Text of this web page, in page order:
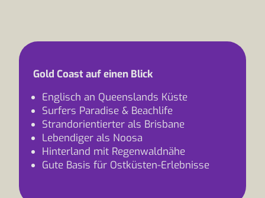
Gold Coast auf einen Blick
Englisch an Queenslands Küste
Surfers Paradise & Beachlife
Strandorientierter als Brisbane
Lebendiger als Noosa
Hinterland mit Regenwaldnähe
Gute Basis für Ostküsten-Erlebnisse